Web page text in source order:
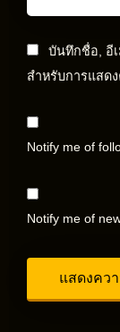
บันทึกชื่อ, อี
สำหรับการแสด
Notify me of
Notify me of